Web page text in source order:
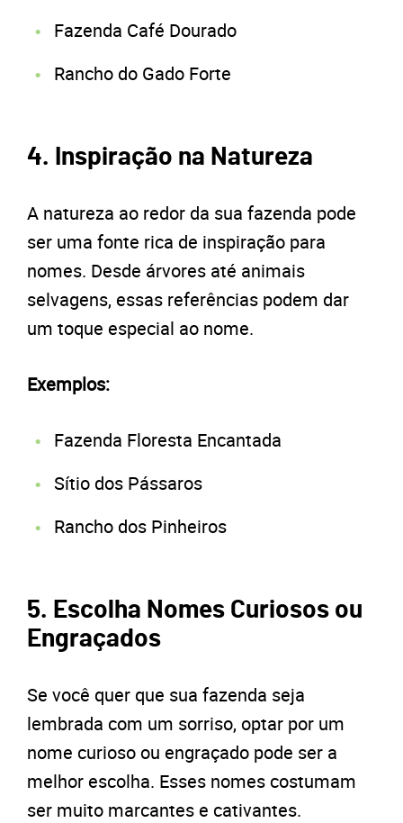
Fazenda Café Dourado
Rancho do Gado Forte
4. Inspiração na Natureza
A natureza ao redor da sua fazenda pode
ser uma fonte rica de inspiração para
nomes. Desde árvores até animais
selvagens, essas referências podem dar
um toque especial ao nome.
Exemplos:
Fazenda Floresta Encantada
Sítio dos Pássaros
Rancho dos Pinheiros
5. Escolha Nomes Curiosos ou
Engraçados
Se você quer que sua fazenda seja
lembrada com um sorriso, optar por um
nome curioso ou engraçado pode ser a
melhor escolha. Esses nomes costumam
ser muito marcantes e cativantes.